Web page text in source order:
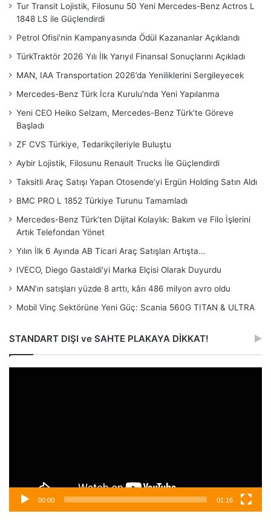
Tur Transit Lojistik, Filosunu 50 Yeni Mercedes-Benz Actros L
1848 LS ile Güçlendirdi
Petrol Ofisi’nin Kampanyasında Ödül Kazananlar Açıklandı
TürkTraktör 2026 Yılı İlk Yarıyıl Finansal Sonuçlarını Açıkladı
MAN, IAA Transportation 2026’da Yeniliklerini Sergileyecek
Mercedes-Benz Türk İcra Kurulu’nda Yeni Yapılanma
Yeni CEO Heiko Selzam, Mercedes-Benz Türk’te Göreve
Başladı
ZF CVS Türkiye, Tedarikçileriyle Buluştu
Aybir Lojistik, Filosunu Renault Trucks İle Güçlendirdi
Taksitli Araç Satışı Yapan Otosende’yi Ergün Holding Satın Aldı
BMC PRO L 1852 Türkiye Turunu Tamamladı
Mercedes-Benz Türk’ten Dijital Kolaylık: Bakım ve Filo İşlerini
Artık Telefondan Yönet
Yılın İlk 6 Ayında AB Ticari Araç Satışları Artışta…
IVECO, Diego Gastaldi’yi Marka Elçisi Olarak Duyurdu
MAN’ın satışları yüzde 8 arttı, kârı 486 milyon avro oldu
Mobil Vinç Sektörüne Yeni Güç: Scania 560G TITAN & ULTRA
STANDART DIŞI ve SAHTE PLAKAYA DİKKAT!
00:00 01:16